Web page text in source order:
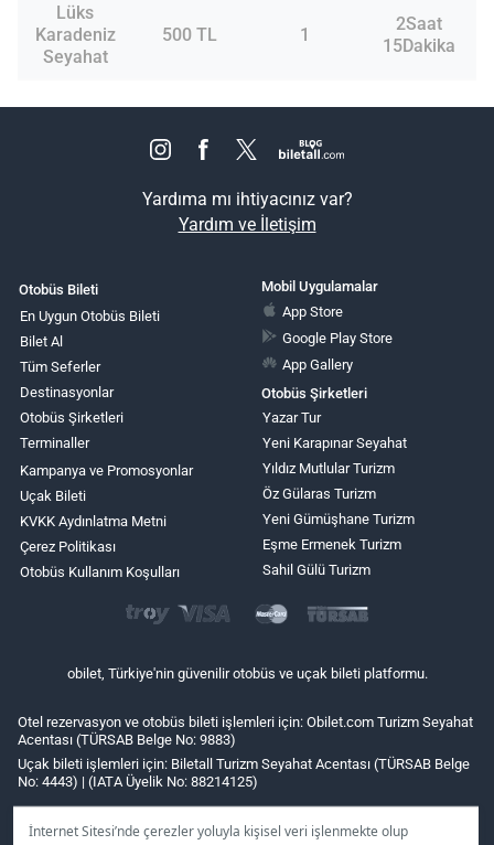
İnternet Sitesi’nde çerezler yoluyla kişisel veri işlenmekte olup
Lüks
Karadeniz
Seyahat
500 TL 1
2Saat
15Dakika
Yardıma mı ihtiyacınız var?
Yardım ve İletişim
Otobüs Bileti
En Uygun Otobüs Bileti
Bilet Al
Tüm Seferler
Destinasyonlar
Otobüs Şirketleri
Terminaller
Kampanya ve Promosyonlar
Uçak Bileti
KVKK Aydınlatma Metni
Çerez Politikası
Otobüs Kullanım Koşulları
Mobil Uygulamalar
App Store
Google Play Store
App Gallery
Otobüs Şirketleri
Yazar Tur
Yeni Karapınar Seyahat
Yıldız Mutlular Turizm
Öz Gülaras Turizm
Yeni Gümüşhane Turizm
Eşme Ermenek Turizm
Sahil Gülü Turizm
obilet, Türkiye'nin güvenilir otobüs ve uçak bileti platformu.
Otel rezervasyon ve otobüs bileti işlemleri için: Obilet.com Turizm Seyahat
Acentası (TÜRSAB Belge No: 9883)
Uçak bileti işlemleri için: Biletall Turizm Seyahat Acentası (TÜRSAB Belge
No: 4443) | (IATA Üyelik No: 88214125)